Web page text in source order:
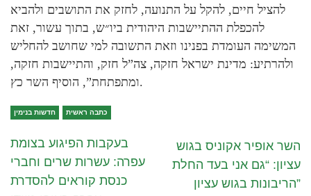
להציל חיים, להקל על התנועה, לחזק את התושבים ולהביא
להכפלת ההתיישבות היהודית ביו״ש, בתוך עשור, זאת
המשימה העומדת בפנינו וזאת התשובה למי שחושב להחליש
ולהרתיע: מדינת ישראל חזקה, צה”ל חזק, והתיישבות חזקה,
ומתפתחת”, הוסיף השר כץ.
חדשות בנימין כתבה ראשית
בעקבות הפיגוע בצומת
עפרה: עשרות שרים וחברי
כנסת קוראים להסדרת
השר אופיר אקוניס בגוש
עציון: “גם אני בעד החלת
הריבונות בגוש עציון”